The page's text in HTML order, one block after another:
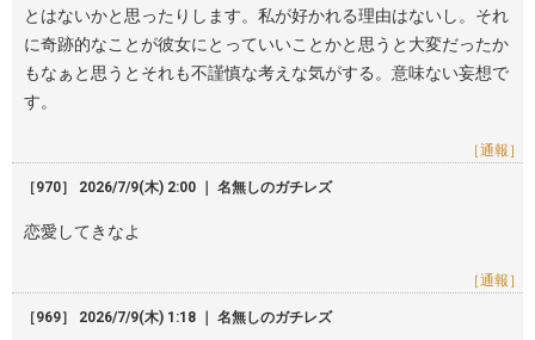
とはないかと思ったりします。私が好かれる理由はないし。それ
に奇跡的なことが彼女にとっていいことかと思うと大変だったか
もなぁと思うとそれも不謹慎な考えな気がする。意味ない妄想で
す。
［通報］
［970］ 2026/7/9(木) 2:00 ｜ 名無しのガチレズ
恋愛してきなよ
［通報］
［969］ 2026/7/9(木) 1:18 ｜ 名無しのガチレズ